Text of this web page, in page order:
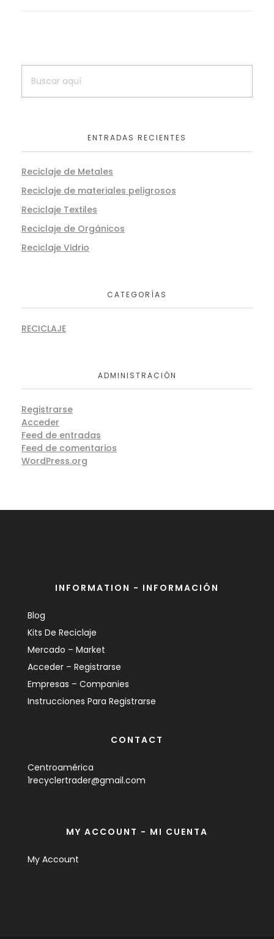
ENTRADAS RECIENTES
Reciclaje de Metales
Reciclaje de materiales peligrosos
Reciclaje Textiles
Reciclaje de Orgánicos
Reciclaje Vidrio
CATEGORÍAS
RECICLAJE
ADMINISTRACIÓN
Registrarse
Acceder
Feed de entradas
Feed de comentarios
WordPress.org
INFORMATION - INFORMACIÓN
Blog
Kits De Reciclaje
Mercado – Market
Acceder – Registrarse
Empresas – Companies
Instrucciones Para Registrarse
CONTACT
Centroamérica
1recyclertrader@gmail.com
MY ACCOUNT - MI CUENTA
My Account